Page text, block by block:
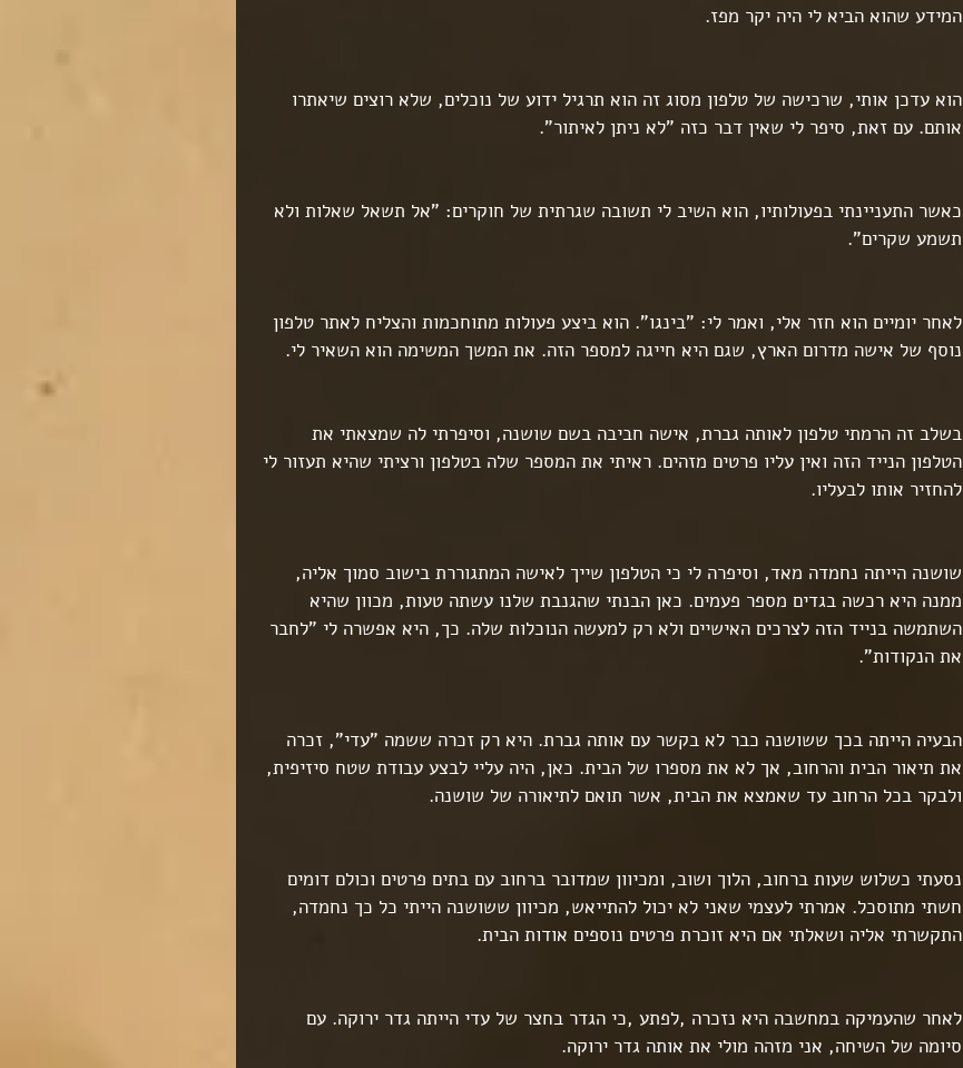
המידע שהוא הביא לי היה יקר מפז.
הוא עדכן אותי, שרכישה של טלפון מסוג זה הוא תרגיל ידוע של נוכלים, שלא רוצים שיאתרו
אותם. עם זאת, סיפר לי שאין דבר כזה "לא ניתן לאיתור".
כאשר התעניינתי בפעולותיו, הוא השיב לי תשובה שגרתית של חוקרים: "אל תשאל שאלות ולא
תשמע שקרים".
לאחר יומיים הוא חזר אלי, ואמר לי: "בינגו". הוא ביצע פעולות מתוחכמות והצליח לאתר טלפון
נוסף של אישה מדרום הארץ, שגם היא חייגה למספר הזה. את המשך המשימה הוא השאיר לי.
בשלב זה הרמתי טלפון לאותה גברת, אישה חביבה בשם שושנה, וסיפרתי לה שמצאתי את
הטלפון הנייד הזה ואין עליו פרטים מזהים. ראיתי את המספר שלה בטלפון ורציתי שהיא תעזור לי
להחזיר אותו לבעליו.
שושנה הייתה נחמדה מאד, וסיפרה לי כי הטלפון שייך לאישה המתגוררת בישוב סמוך אליה,
ממנה היא רכשה בגדים מספר פעמים. כאן הבנתי שהגנבת שלנו עשתה טעות, מכוון שהיא
השתמשה בנייד הזה לצרכים האישיים ולא רק למעשה הנוכלות שלה. כך, היא אפשרה לי "לחבר
את הנקודות".
הבעיה הייתה בכך ששושנה כבר לא בקשר עם אותה גברת. היא רק זכרה ששמה "עדי", זכרה
את תיאור הבית והרחוב, אך לא את מספרו של הבית. כאן, היה עליי לבצע עבודת שטח סיזיפית,
ולבקר בכל הרחוב עד שאמצא את הבית, אשר תואם לתיאורה של שושנה.
נסעתי כשלוש שעות ברחוב, הלוך ושוב, ומכיוון שמדובר ברחוב עם בתים פרטים וכולם דומים
חשתי מתוסכל. אמרתי לעצמי שאני לא יכול להתייאש, מכיוון ששושנה הייתי כל כך נחמדה,
התקשרתי אליה ושאלתי אם היא זוכרת פרטים נוספים אודות הבית.
לאחר שהעמיקה במחשבה היא נזכרה ,לפתע ,כי הגדר בחצר של עדי הייתה גדר ירוקה. עם
סיומה של השיחה, אני מזהה מולי את אותה גדר ירוקה.